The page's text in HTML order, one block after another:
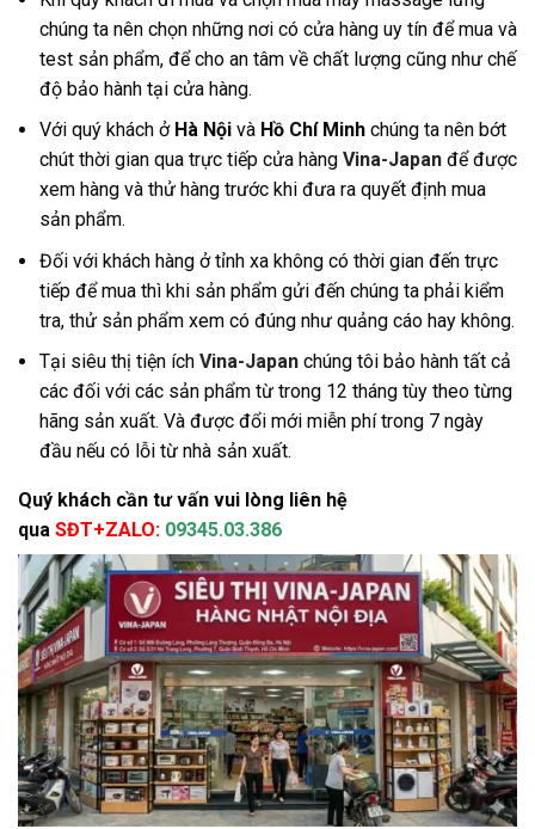
chúng ta nên chọn những nơi có cửa hàng uy tín để mua và
test sản phẩm, để cho an tâm về chất lượng cũng như chế
độ bảo hành tại cửa hàng.
Với quý khách ở Hà Nội và Hồ Chí Minh chúng ta nên bớt
chút thời gian qua trực tiếp cửa hàng Vina-Japan để được
xem hàng và thử hàng trước khi đưa ra quyết định mua
sản phẩm.
Đối với khách hàng ở tỉnh xa không có thời gian đến trực
tiếp để mua thì khi sản phẩm gửi đến chúng ta phải kiểm
tra, thử sản phẩm xem có đúng như quảng cáo hay không.
Tại siêu thị tiện ích Vina-Japan chúng tôi bảo hành tất cả
các đối với các sản phẩm từ trong 12 tháng tùy theo từng
hãng sản xuất. Và được đổi mới miễn phí trong 7 ngày
đầu nếu có lỗi từ nhà sản xuất.
Quý khách cần tư vấn vui lòng liên hệ
qua SĐT+ZALO: 09345.03.386